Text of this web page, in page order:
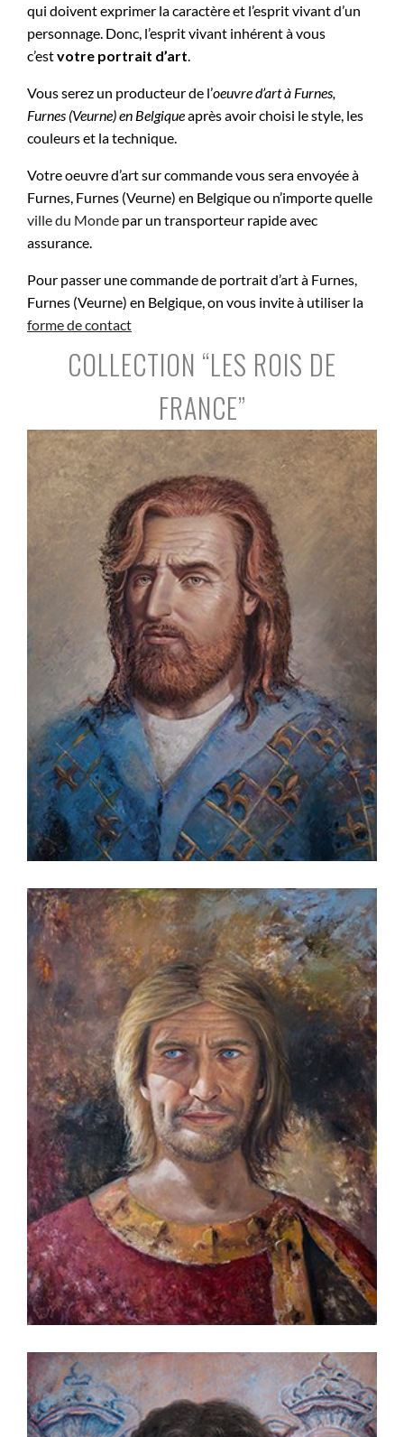
qui doivent exprimer la caractère et l’esprit vivant d’un
personnage. Donc, l’esprit vivant inhérent à vous
c’estvotre portrait d’art.
Vous serez un producteur de l’oeuvre d’art à Furnes,
Furnes (Veurne) en Belgiqueaprès avoir choisi le style, les
couleurs et la technique.
Votre oeuvre d’art sur commande vous sera envoyée à
Furnes, Furnes (Veurne) en Belgique ou n’importe quelle
ville du Monde par un transporteur rapide avec
assurance.
Pour passer une commande de portrait d’art à Furnes,
Furnes (Veurne) en Belgique, on vous invite à utiliser la
forme de contact
COLLECTION “LES ROIS DE
FRANCE”